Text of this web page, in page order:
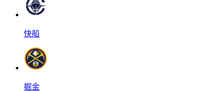
快船
掘金